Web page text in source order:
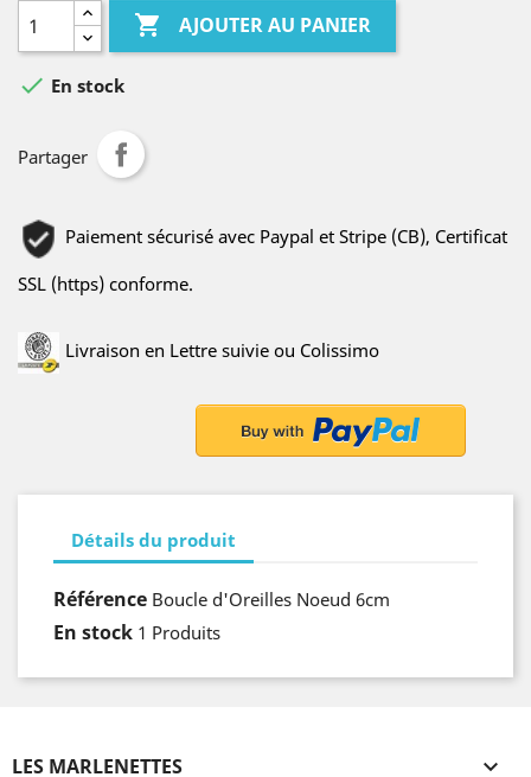
 AJOUTER AU PANIER
 En stock
Partager
Paiement sécurisé avec Paypal et Stripe (CB), Certificat
SSL (https) conforme.
Livraison en Lettre suivie ou Colissimo
Détails du produit
Référence Boucle d'Oreilles Noeud 6cm
En stock 1 Produits
LES MARLENETTES 